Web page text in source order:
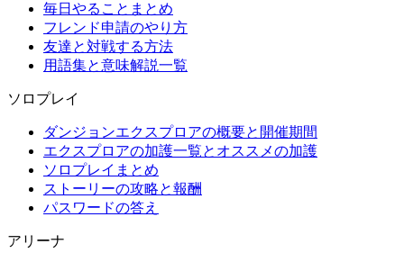
毎日やることまとめ
フレンド申請のやり方
友達と対戦する方法
用語集と意味解説一覧
ソロプレイ
ダンジョンエクスプロアの概要と開催期間
エクスプロアの加護一覧とオススメの加護
ソロプレイまとめ
ストーリーの攻略と報酬
パスワードの答え
アリーナ